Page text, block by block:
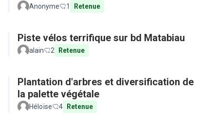
Anonyme 1 Retenue
Piste vélos terrifique sur bd Matabiau
alain 2 Retenue
Plantation d'arbres et diversification de
la palette végétale
Héloïse 4 Retenue